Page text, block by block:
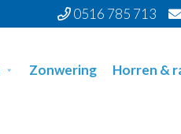
0516 785 713
Zonwering Horren &